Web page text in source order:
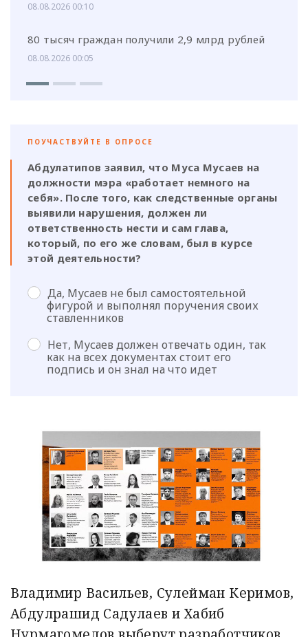
Владимир Васильев, Сулейман Керимов,
Абдулрашид Садулаев и Хабиб
08.08.2026 00:10
80 тысяч граждан получили 2,9 млрд рублей
08.08.2026 00:05
ПОУЧАСТВУЙТЕ В ОПРОСЕ
Абдулатипов заявил, что Муса Мусаев на
должности мэра «работает немного на
себя». После того, как следственные органы
выявили нарушения, должен ли
ответственность нести и сам глава,
который, по его же словам, был в курсе
этой деятельности?
Да, Мусаев не был самостоятельной
фигурой и выполнял поручения своих
ставленников
Нет, Мусаев должен отвечать один, так
как на всех документах стоит его
подпись и он знал на что идет